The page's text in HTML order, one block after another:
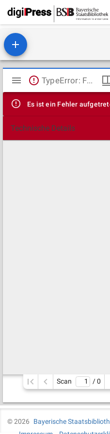
Mirador
Viewer
TypeError: Failed to fetch
Es ist ein Fehler
Technische Details
Scan / 0
©2026
Bayerische